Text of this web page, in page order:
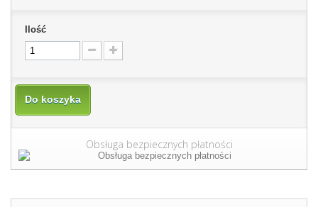
Ilość
Do koszyka
Obsługa bezpiecznych płatności